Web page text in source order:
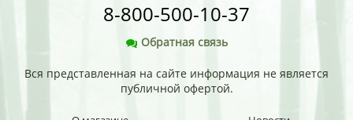
8-800-500-10-37
Обратная связь
Вся представленная на сайте информация не является
публичной офертой.